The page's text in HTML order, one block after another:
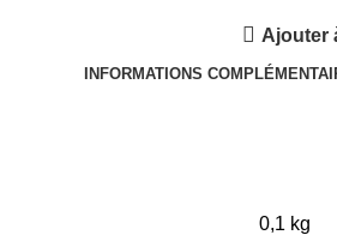
Ajouter
INFORMATIONS
0,1 kg